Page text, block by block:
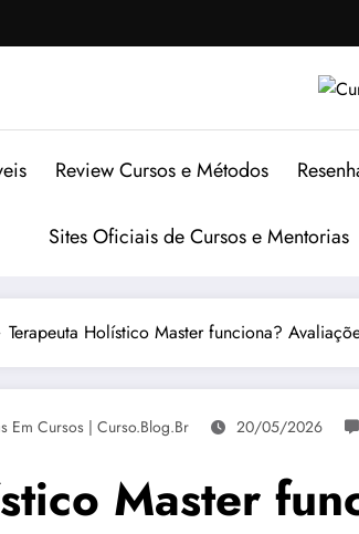
Review Cursos e Métodos
Sites Oficiais de Cursos e Mentorias
Terapeuta Holístico Master funciona?
Em Cursos | Curso.blog.br 20/05/2026
Master